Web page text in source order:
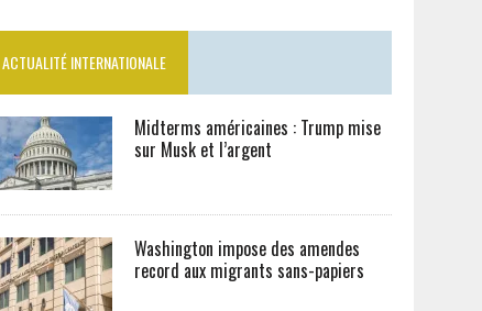
ACTUALITÉ INTERNATIONALE
Midterms américaines : Trump mise
sur Musk et l’argent
Washington impose des amendes
record aux migrants sans-papiers